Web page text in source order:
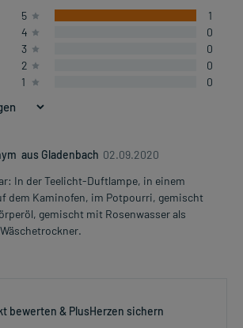
5
1
4
0
3
0
2
0
1
0
aus Gladenbach 02.09.2020
In der Teelicht-Duftlampe, in einem
dem Kaminofen, im Potpourri, gemischt
gemischt mit Rosenwasser als
bewerten & PlusHerzen sichern